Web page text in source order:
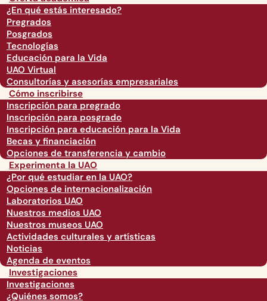
¿En qué estás interesado?
Pregrados
Posgrados
Tecnologías
Educación para la Vida
UAO Virtual
Consultorías y asesorías empresariales
Cómo inscribirse
Inscripción para pregrado
Inscripción para posgrado
Inscripción para educación para la Vida
Becas y financiación
Opciones de transferencia y cambio
Experimenta la UAO
¿Por qué estudiar en la UAO?
Opciones de internacionalización
Laboratorios UAO
Nuestros medios UAO
Nuestros museos UAO
Actividades culturales y artísticas
Noticias
Agenda de eventos
Investigaciones
Investigaciones
¿Quiénes somos?